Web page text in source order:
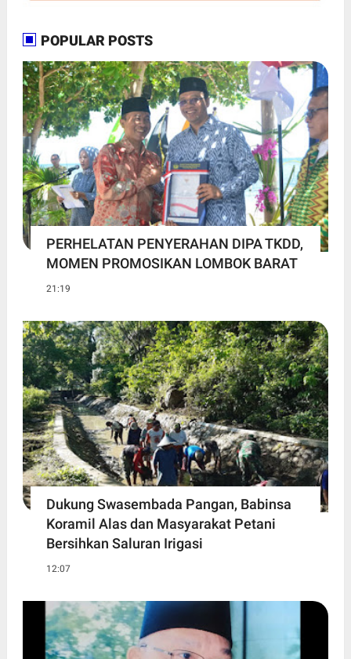
POPULAR POSTS
PERHELATAN PENYERAHAN DIPA TKDD,
MOMEN PROMOSIKAN LOMBOK BARAT
21:19
Dukung Swasembada Pangan, Babinsa
Koramil Alas dan Masyarakat Petani
Bersihkan Saluran Irigasi
12:07